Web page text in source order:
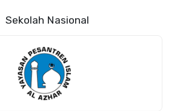
Sekolah Nasional